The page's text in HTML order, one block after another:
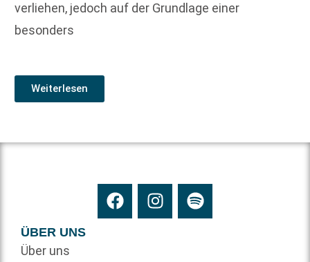
verliehen, jedoch auf der Grundlage einer
besonders
Weiterlesen
ÜBER UNS
Über uns